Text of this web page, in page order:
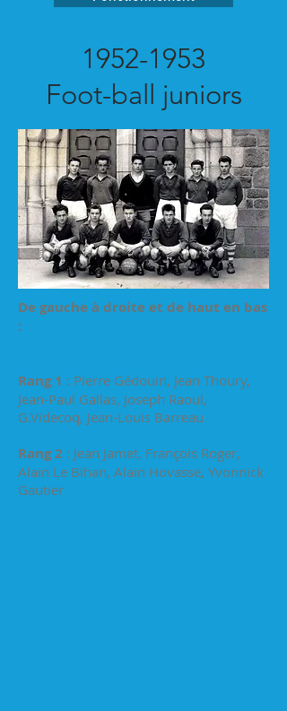
1952-1953
Foot-ball juniors
De gauche à droite et de haut en bas
:
Rang 1 : Pierre Gédouin, Jean Thoury,
Jean-Paul Gallas, Joseph Raoul,
G.Videcoq, Jean-Louis Barreau
Rang 2 : Jean Jamet, François Roger,
Alain Le Bihan, Alain Hovasse, Yvonnick
Gautier